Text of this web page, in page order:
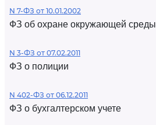
N 7-ФЗ от 10.01.2002
ФЗ об охране окружающей среды
N 3-ФЗ от 07.02.2011
ФЗ о полиции
N 402-ФЗ от 06.12.2011
ФЗ о бухгалтерском учете